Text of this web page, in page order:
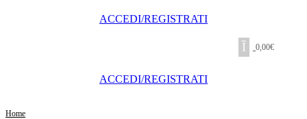
ACCEDI/REGISTRATI
0,00€
ACCEDI/REGISTRATI
Home